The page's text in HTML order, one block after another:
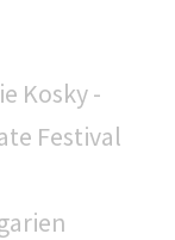
Kosky -
Festival